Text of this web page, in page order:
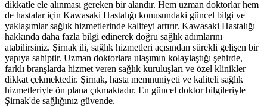
dikkatle ele alınması gereken bir alandır. Hem uzman doktorlar hem
de hastalar için Kawasaki Hastalığı konusundaki güncel bilgi ve
yaklaşımlar sağlık hizmetlerinde kaliteyi artırır. Kawasaki Hastalığı
hakkında daha fazla bilgi edinerek doğru sağlık adımlarını
atabilirsiniz. Şirnak ili, sağlık hizmetleri açısından sürekli gelişen bir
yapıya sahiptir. Uzman doktorlara ulaşımın kolaylaştığı şehirde,
farklı branşlarda hizmet veren sağlık kuruluşları ve özel klinikler
dikkat çekmektedir. Şirnak, hasta memnuniyeti ve kaliteli sağlık
hizmetleriyle ön plana çıkmaktadır. En güncel doktor bilgileriyle
Şirnak'de sağlığınız güvende.